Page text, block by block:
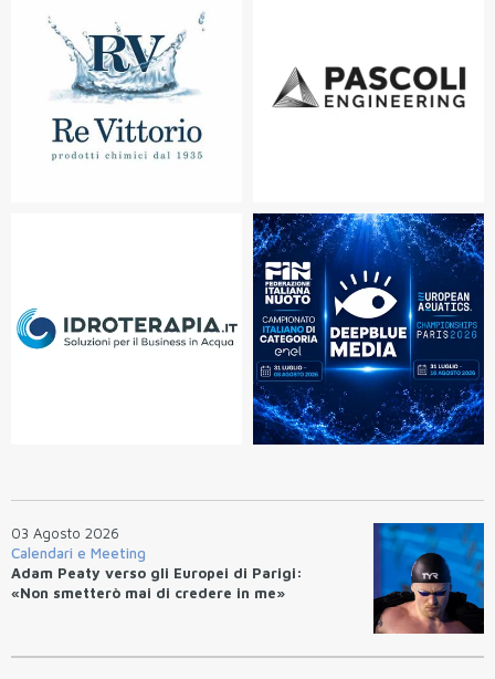
03 Agosto 2026
Calendari e Meeting
Adam Peaty verso gli Europei di Parigi:
«Non smetterò mai di credere in me»